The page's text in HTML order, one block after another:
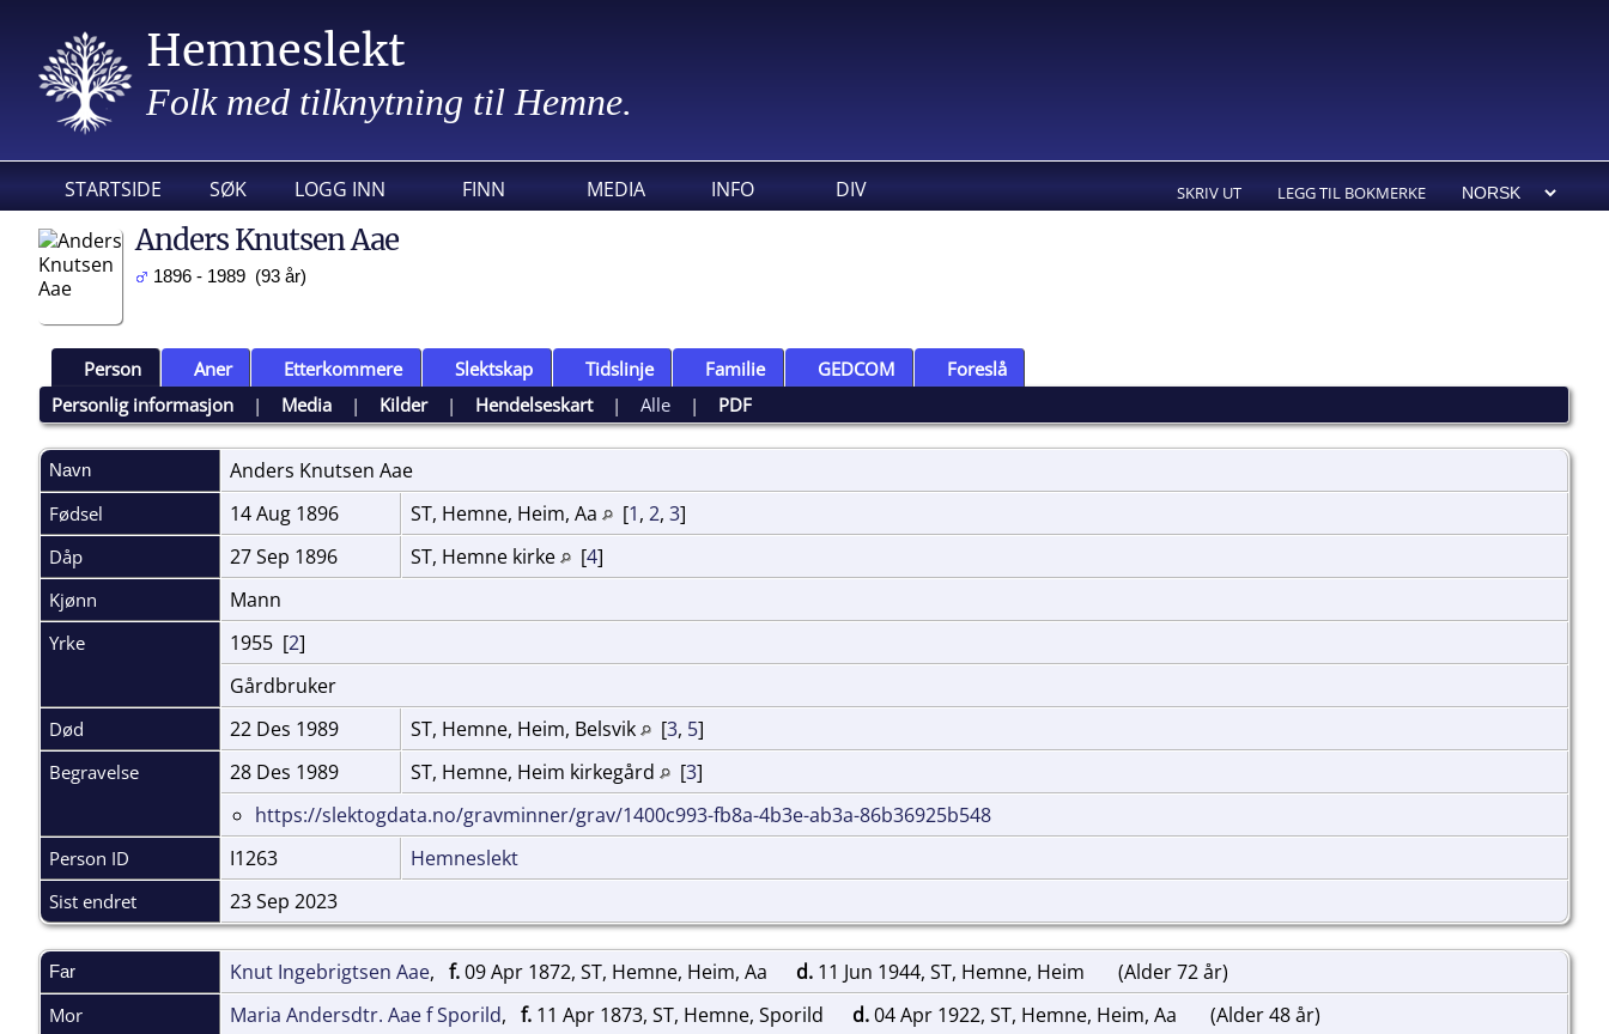
Hemneslekt
Folk med tilknytning til Hemne.
STARTSIDE SØK LOGG INN FINN MEDIA INFO DIV SKRIV UT LEGG TIL BOKMERKE
Anders Knutsen Aae
1896 - 1989 (93 år)
Person Aner Etterkommere Slektskap Tidslinje Familie GEDCOM
Foreslå
Personlig informasjon | Media | Kilder| Hendelseskart|Alle | PDF
Navn Anders Knutsen Aae
Fødsel 14 Aug 1896 ST, Hemne, Heim, Aa [1, 2, 3]
Dåp 27 Sep 1896 ST, Hemne kirke [4]
Kjønn Mann
Yrke 1955 [2]
Gårdbruker
Død 22 Des 1989 ST, Hemne, Heim, Belsvik [3, 5]
Begravelse 28 Des 1989 ST, Hemne, Heim kirkegård [3]
https://slektogdata.no/gravminner/grav/1400c993-fb8a-4b3e-ab3a-86b36925b548
Person ID I1263 Hemneslekt
Sist endret 23 Sep 2023
Far Knut Ingebrigtsen Aae, f.09 Apr 1872, ST, Hemne, Heim, Aa d. 11 Jun 1944, ST, Hemne, Heim (Alder 72 år)
Mor Maria Andersdtr. Aae f Sporild, f. 11 Apr 1873, ST, Hemne, Sporild d.04 Apr 1922, ST, Hemne, Heim, Aa (Alder 48 år)